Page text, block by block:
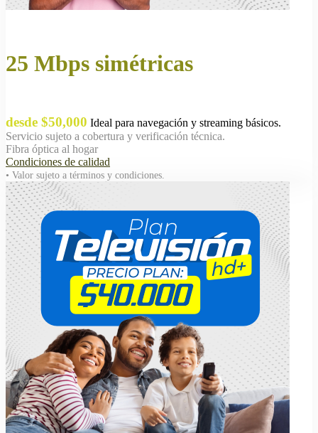
25 Mbps simétricas
desde $50,000 Ideal para navegación y streaming básicos.
Servicio sujeto a cobertura y verificación técnica.
Fibra óptica al hogar
Condiciones de calidad
• Valor sujeto a términos y condiciones.